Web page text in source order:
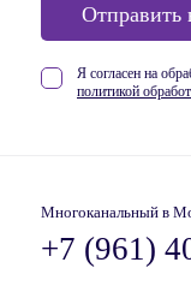
Отправить
Я согласен на
политикой
Многоканальный в
+7 (961)